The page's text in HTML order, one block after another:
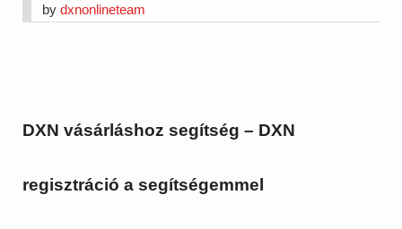
bydxnonlineteam
DXN vásárláshoz segítség – DXN
regisztráció a segítségemmel